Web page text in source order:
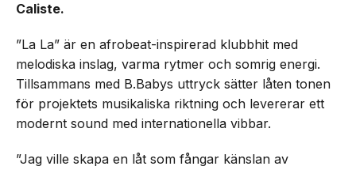
Caliste.
”La La” är en afrobeat-inspirerad klubbhit med
melodiska inslag, varma rytmer och somrig energi.
Tillsammans med B.Babys uttryck sätter låten tonen
för projektets musikaliska riktning och levererar ett
modernt sound med internationella vibbar.
”Jag ville skapa en låt som fångar känslan av